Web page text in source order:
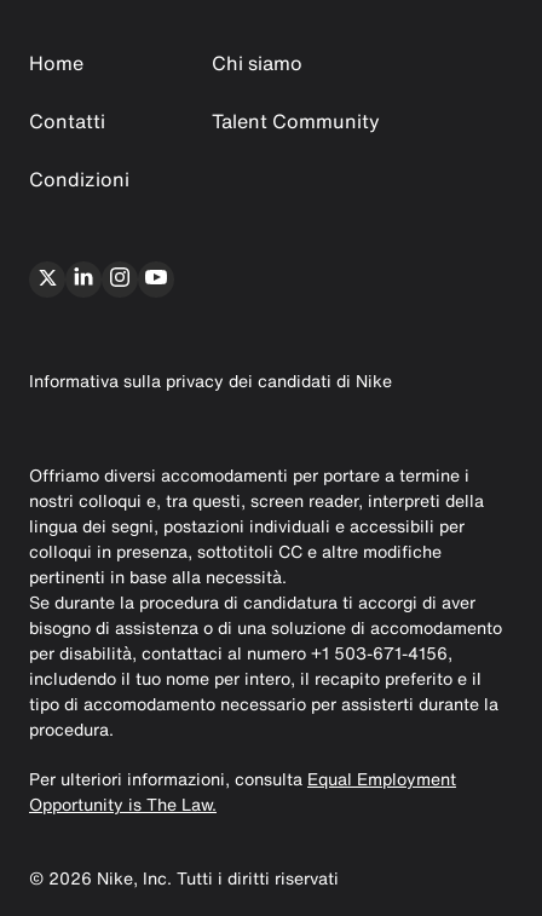
Home
Chi siamo
Contatti
Talent Community
Condizioni
Informativa sulla privacy dei candidati di Nike
Offriamo diversi accomodamenti per portare a termine i
nostri colloqui e, tra questi, screen reader, interpreti della
lingua dei segni, postazioni individuali e accessibili per
colloqui in presenza, sottotitoli CC e altre modifiche
pertinenti in base alla necessità.
Se durante la procedura di candidatura ti accorgi di aver
bisogno di assistenza o di una soluzione di accomodamento
per disabilità, contattaci al numero +1 503-671-4156,
includendo il tuo nome per intero, il recapito preferito e il
tipo di accomodamento necessario per assisterti durante la
procedura.
Per ulteriori informazioni, consulta Equal Employment
Opportunity is The Law.
© 2026 Nike, Inc. Tutti i diritti riservati